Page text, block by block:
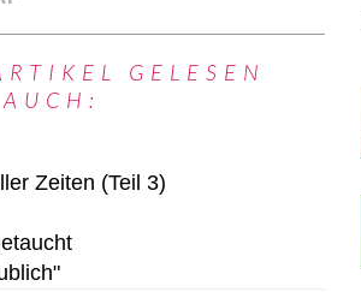
GELESEN
Zeiten (Teil 3)